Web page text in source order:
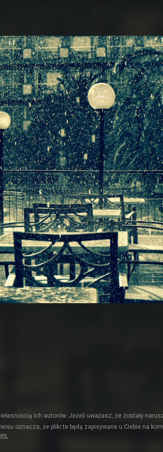
ich autorów. Jeżeli uważasz, że zostały
oznacza, że pliki te będą zapisywane u Ciebie na